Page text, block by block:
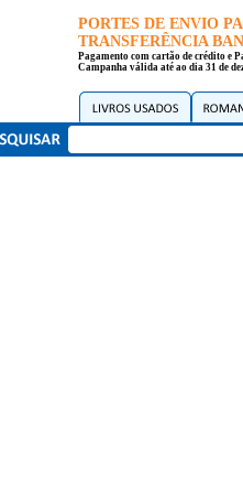
PORTES DE ENVIO
TRANSFERÊNCIA
Pagamento com cartão de crédito e
Campanha válida até ao dia 31 de